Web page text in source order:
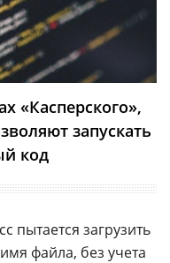
«Касперского»,
запускать
код
пытается загрузить
файла, без учета